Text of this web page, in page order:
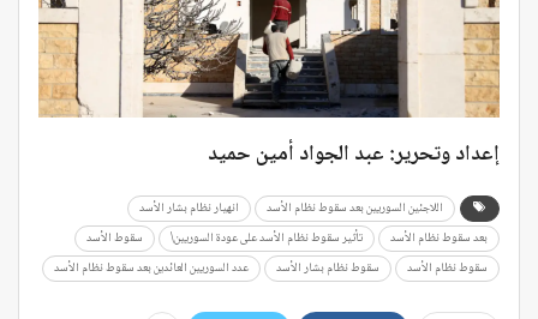
إعداد وتحرير: عبد الجواد أمين حميد
اللاجئين السوريين بعد سقوط نظام الأسد
انهيار نظام بشار الأسد
بعد سقوط نظام الأسد
تأثير سقوط نظام الأسد على عودة السوريين\
سقوط الأسد
سقوط نظام الأسد
سقوط نظام بشار الأسد عدد السوريين العائدين بعد سقوط نظام الأسد